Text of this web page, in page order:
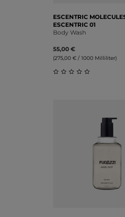
ESCENTRIC
ESCENTRIC 01
Body Wash
55,00 €
(275,00 € / 1000 Milliliter)